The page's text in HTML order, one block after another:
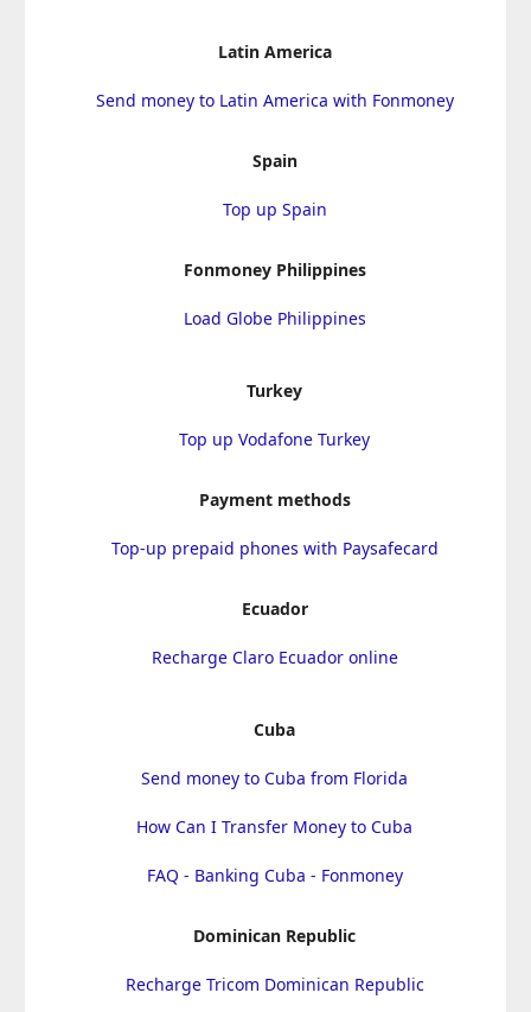
Latin America
Send money to Latin America with Fonmoney
Spain
Top up Spain
Fonmoney Philippines
Load Globe Philippines
Turkey
Top up Vodafone Turkey
Payment methods
Top-up prepaid phones with Paysafecard
Ecuador
Recharge Claro Ecuador online
Cuba
Send money to Cuba from Florida
How Can I Transfer Money to Cuba
FAQ - Banking Cuba - Fonmoney
Dominican Republic
Recharge Tricom Dominican Republic